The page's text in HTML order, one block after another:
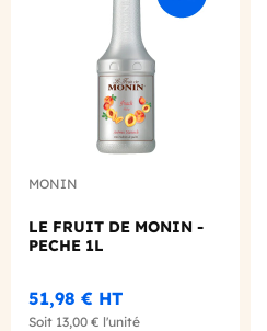
MONIN
LE FRUIT DE MONIN -
PECHE 1L
51,98 € HT
Soit 13,00 € l'unité